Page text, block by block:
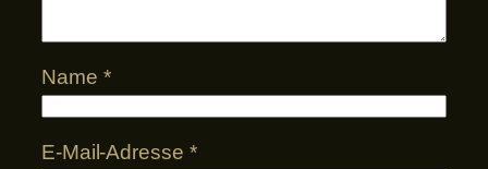
Name *
E-Mail-Adresse *